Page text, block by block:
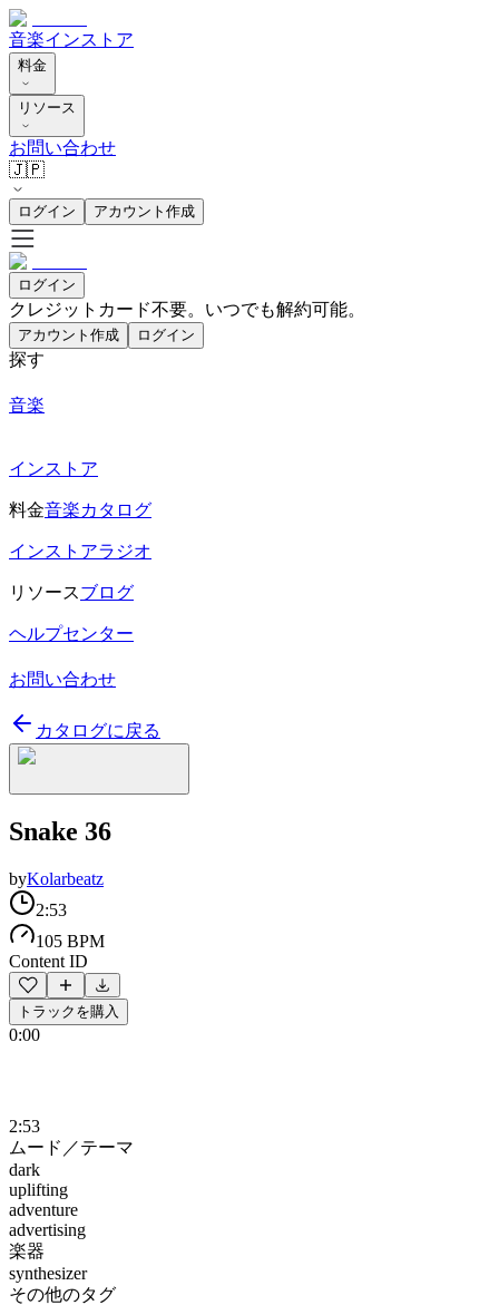
音楽インストア
料金
リソース
お問い合わせ
🇯🇵
ログイン アカウント作成
ログイン
クレジットカード不要。いつでも解約可能。
アカウント作成 ログイン
探す
音楽
インストア
料金音楽カタログ
インストアラジオ
リソースブログ
ヘルプセンター
お問い合わせ
カタログに戻る
Snake 36
byKolarbeatz
2:53
105 BPM
Content ID
トラックを購入
0:00
2:53
ムード／テーマ
dark
uplifting
adventure
advertising
楽器
synthesizer
その他のタグ